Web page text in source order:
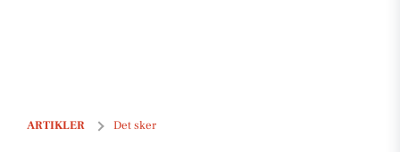
ARTIKLER Det sker
Sofari hos Vestergaard Økologi. Oplev økologisk griseliv